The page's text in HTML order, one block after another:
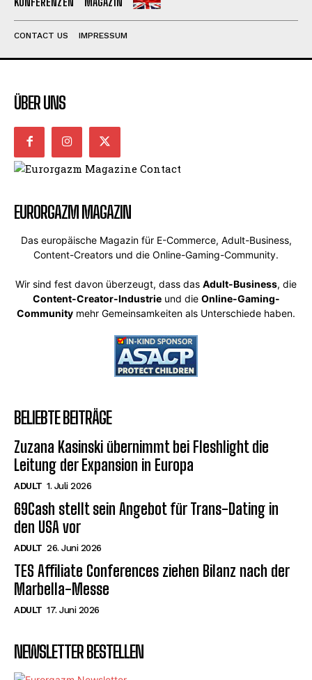
CONTACT US IMPRESSUM
ÜBER UNS
EURORGAZM MAGAZIN
Das europäische Magazin für E-Commerce, Adult-Business,
Content-Creators und die Online-Gaming-Community.
Wir sind fest davon überzeugt, dass das Adult-Business, die
Content-Creator-Industrieund die Online-Gaming-
Community mehr Gemeinsamkeiten als Unterschiede haben.
BELIEBTE BEITRÄGE
Zuzana Kasinski übernimmt bei Fleshlight die
Leitung der Expansion in Europa
ADULT 1. Juli 2026
69Cash stellt sein Angebot für Trans-Dating in
den USA vor
ADULT 26. Juni 2026
TES Affiliate Conferences ziehen Bilanz nach der
Marbella-Messe
ADULT 17. Juni 2026
NEWSLETTER BESTELLEN